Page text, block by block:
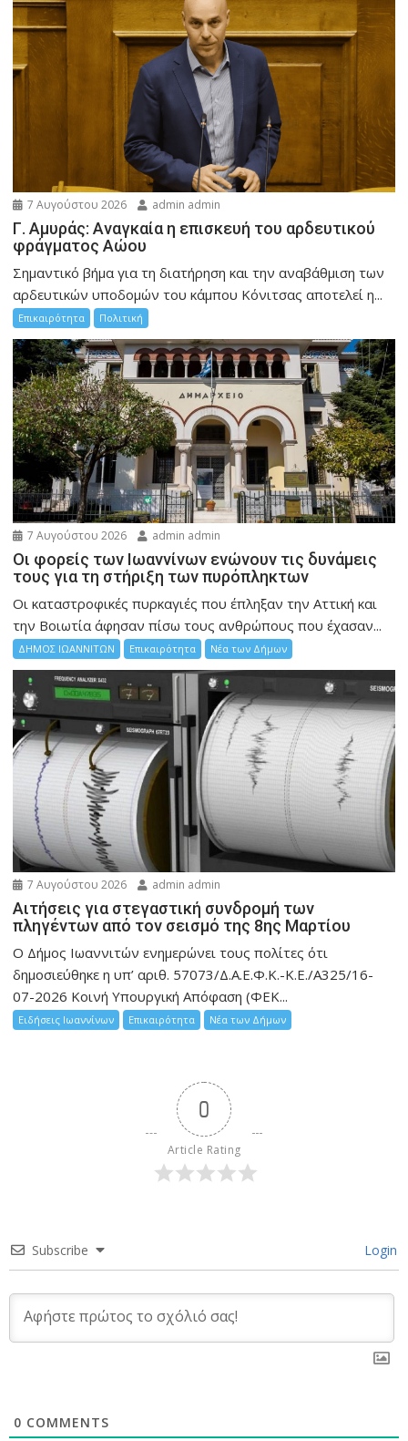
7 Αυγούστου 2026 admin admin
Γ. Αμυράς: Αναγκαία η επισκευή του αρδευτικού
φράγματος Αώου
Σημαντικό βήμα για τη διατήρηση και την αναβάθμιση των
αρδευτικών υποδομών του κάμπου Κόνιτσας αποτελεί η...
Επικαιρότητα Πολιτική
7 Αυγούστου 2026 admin admin
Οι φορείς των Ιωαννίνων ενώνουν τις δυνάμεις
τους για τη στήριξη των πυρόπληκτων
Οι καταστροφικές πυρκαγιές που έπληξαν την Αττική και
την Bοιωτία άφησαν πίσω τους ανθρώπους που έχασαν...
ΔΗΜΟΣ ΙΩΑΝΝΙΤΩΝ Επικαιρότητα Νέα των Δήμων
7 Αυγούστου 2026 admin admin
Αιτήσεις για στεγαστική συνδρομή των
πληγέντων από τον σεισμό της 8ης Μαρτίου
Ο Δήμος Ιωαννιτών ενημερώνει τους πολίτες ότι
δημοσιεύθηκε η υπ’ αριθ. 57073/Δ.Α.Ε.Φ.Κ.-Κ.Ε./Α325/16-
07-2026 Κοινή Υπουργική Απόφαση (ΦΕΚ...
Ειδήσεις Ιωαννίνων Επικαιρότητα Νέα των Δήμων
0
Article Rating
Subscribe Login
0 COMMENTS